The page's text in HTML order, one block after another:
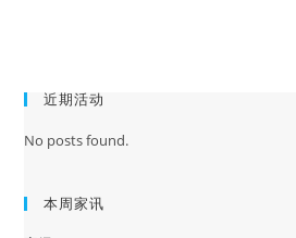
近期活动
No posts found.
本周家讯